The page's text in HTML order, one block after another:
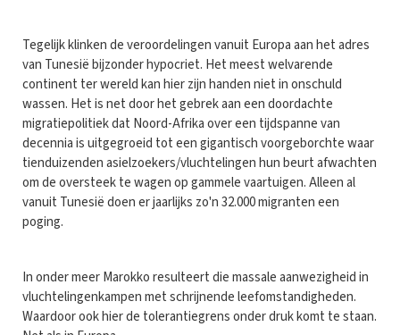
Tegelijk klinken de veroordelingen vanuit Europa aan het adres
van Tunesië bijzonder hypocriet. Het meest welvarende
continent ter wereld kan hier zijn handen niet in onschuld
wassen. Het is net door het gebrek aan een doordachte
migratiepolitiek dat Noord-Afrika over een tijdspanne van
decennia is uitgegroeid tot een gigantisch voorgeborchte waar
tienduizenden asielzoekers/vluchtelingen hun beurt afwachten
om de oversteek te wagen op gammele vaartuigen. Alleen al
vanuit Tunesië doen er jaarlijks zo'n 32.000 migranten een
poging.
In onder meer Marokko resulteert die massale aanwezigheid in
vluchtelingenkampen met schrijnende leefomstandigheden.
Waardoor ook hier de tolerantiegrens onder druk komt te staan.